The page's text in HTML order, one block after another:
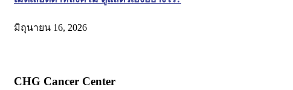
มิถุนายน 16, 2026
CHG Cancer Center